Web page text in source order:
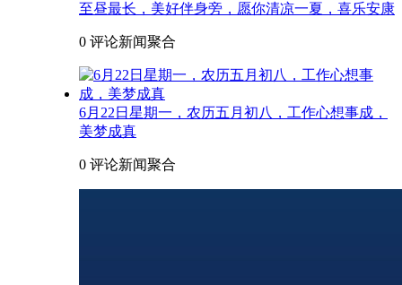
至昼最长，美好伴身旁，愿你清凉一夏，喜乐安康
0 评论新闻聚合
6月22日星期一，农历五月初八，工作心想事成，
美梦成真
0 评论新闻聚合